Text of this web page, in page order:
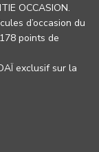
OCCASION.
d’occasion du
points de
exclusif sur la